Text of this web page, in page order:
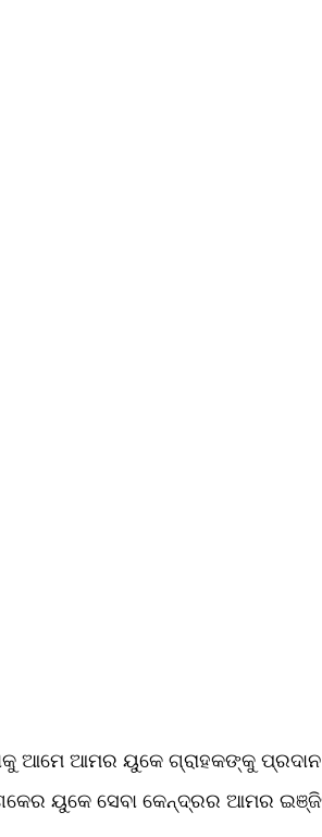
ଆମେ ଆମର ୟୁକେ ଗ୍ରାହକଙ୍କୁ
ୟୁକେ ସେବା କେନ୍ଦ୍ରର ଆମର